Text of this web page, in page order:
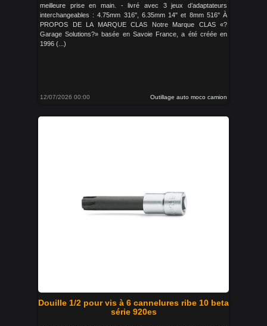
meilleure prise en main. - livré avec 3 jeux d’adaptateurs
interchangeables : 4.75mm 316", 6.35mm 14" et 8mm 516" À
PROPOS DE LA MARQUE CLAS Notre Marque CLAS «?
Garage Solutions?» basée en Savoie France, a été créée en
1996 (...)
12/07/2026 00:00 Outillage auto moco camion
Douille 1/2 pour vis à 6 cannelures ribe 10 beta
série 920es